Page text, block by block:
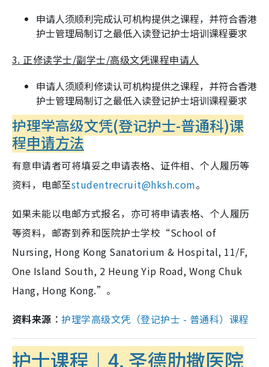
申请人须顺利完成认可机构提供之课程，并符合香港
护士管理局制订之最低入读登记护士培训课程要求
3. 正修读学士/副学士/高级文凭课程申请人
申请人须顺利修读认可机构提供之课程，并符合香港
护士管理局制订之最低入读登记护士培训课程要求
护理学高级文凭(登记护士-普通科)课
程申请方法
有意申请者可将填妥之申请表格、证件相、个人履历等
资料，电邮至studentrecruit@hksh.com。
如果未能以电邮方式报名，亦可将申请表格、个人履历
等资料，邮寄到养和医院护士学校“School of
Nursing, Hong Kong Sanatorium & Hospital, 11/F,
One Island South, 2 Heung Yip Road, Wong Chuk
Hang, Hong Kong.”。
资料来源︰护理学高级文凭（登记护士 - 普通科）课程
护士课程︱4. 圣德肋撒医院